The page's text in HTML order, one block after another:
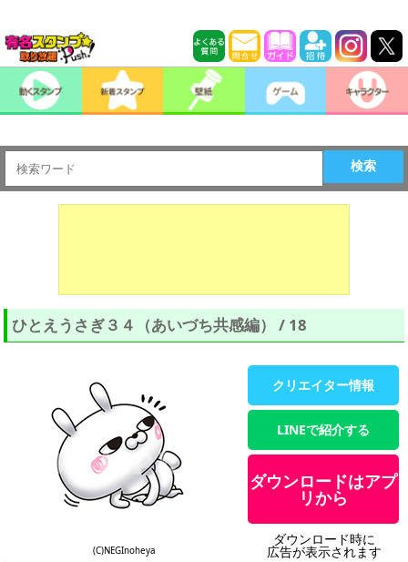
検索
ひとえうさぎ３４（あいづち共感編） / 18
(C)NEGInoheya
クリエイター情報
LINEで紹介する
ダウンロードはアプ
リから
ダウンロード時に
広告が表示されます